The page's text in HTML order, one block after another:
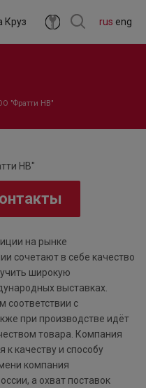
rus eng
Круз
"Фратти НВ"
на рынке
сочетают в себе качество
широкую
выставках.
соответствии с
при производстве идёт
товара. Компания
качеству и способу
компания
а охват поставок